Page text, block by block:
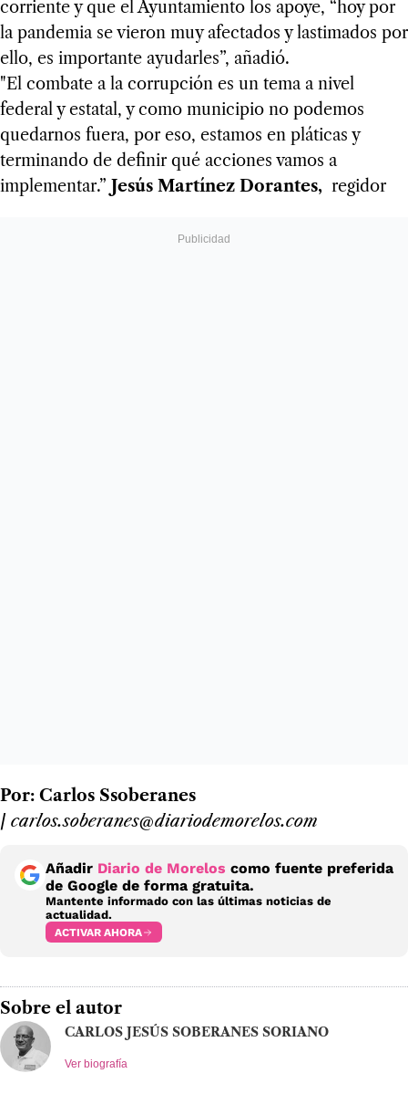
corriente y que el Ayuntamiento los apoye, “hoy por
la pandemia se vieron muy afectados y lastimados por
ello, es importante ayudarles”, añadió.
"El combate a la corrupción es un tema a nivel
federal y estatal, y como municipio no podemos
quedarnos fuera, por eso, estamos en pláticas y
terminando de definir qué acciones vamos a
implementar.” Jesús Martínez Dorantes, regidor
Por: Carlos Ssoberanes
/ carlos.soberanes@diariodemorelos.com
Añadir Diario de Morelos como fuente preferida
de Google de forma gratuita.
Mantente informado con las últimas noticias de
actualidad.
ACTIVAR AHORA
Sobre el autor
CARLOS JESÚS SOBERANES SORIANO
Ver biografía